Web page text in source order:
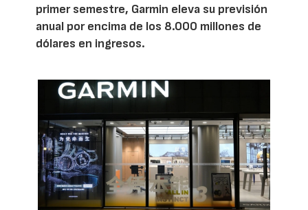
primer semestre, Garmin eleva su previsión
anual por encima de los 8.000 millones de
dólares en ingresos.